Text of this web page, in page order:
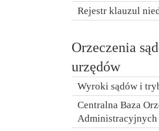
Rejestr klauzul
Orzeczenia
urzędów
Wyroki sądów i
Centralna Baza
Administracyjnych